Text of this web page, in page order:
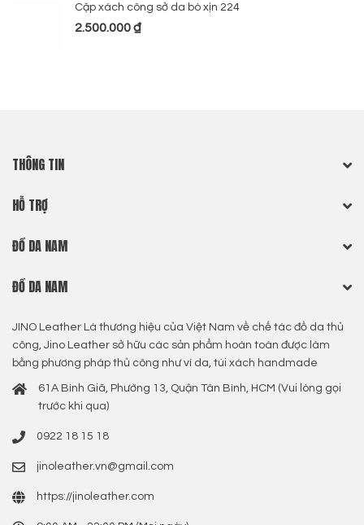
Cặp xách công sở da bò xịn 224
2.500.000₫
THÔNG TIN
HỖ TRỢ
ĐỒ DA NAM
ĐỒ DA NAM
JINO Leather Là thương hiệu của Việt Nam về chế tác đồ da thủ
công, Jino Leather sở hữu các sản phẩm hoàn toàn được làm
bằng phương pháp thủ công như ví da, túi xách handmade
61A Bình Giã, Phường 13, Quận Tân Bình, HCM (Vui lòng gọi
trước khi qua)
0922 18 15 18
jinoleather.vn@gmail.com
https://jinoleather.com